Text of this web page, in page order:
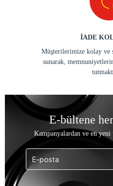
İADE
Müşterilerimize kolay ve
sunarak,
E-bültene
Kampanyalardan ve en yeni